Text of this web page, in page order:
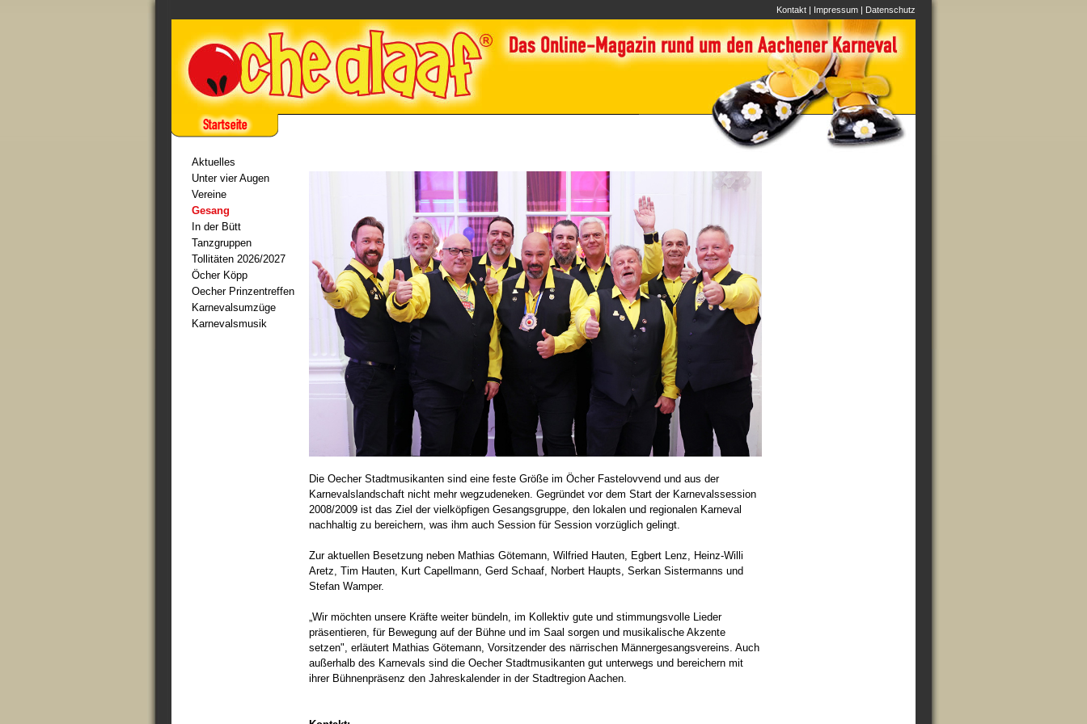
Kontakt | Impressum | Datenschutz
Aktuelles
Unter vier Augen
Vereine
Gesang
In der Bütt
Tanzgruppen
Tollitäten 2026/2027
Öcher Köpp
Oecher Prinzentreffen
Karnevalsumzüge
Karnevalsmusik
Die Oecher Stadtmusikanten sind eine feste Größe im Öcher Fastelovvend und aus der
Karnevalslandschaft nicht mehr wegzudeneken. Gegründet vor dem Start der Karnevalssession
2008/2009 ist das Ziel der vielköpfigen Gesangsgruppe, den lokalen und regionalen Karneval
nachhaltig zu bereichern, was ihm auch Session für Session vorzüglich gelingt.
Zur aktuellen Besetzung neben Mathias Götemann, Wilfried Hauten, Egbert Lenz, Heinz-Willi
Aretz, Tim Hauten, Kurt Capellmann, Gerd Schaaf, Norbert Haupts, Serkan Sistermanns und
Stefan Wamper.
„Wir möchten unsere Kräfte weiter bündeln, im Kollektiv gute und stimmungsvolle Lieder
präsentieren, für Bewegung auf der Bühne und im Saal sorgen und musikalische Akzente
setzen", erläutert Mathias Götemann, Vorsitzender des närrischen Männergesangsvereins. Auch
außerhalb des Karnevals sind die Oecher Stadtmusikanten gut unterwegs und bereichern mit
ihrer Bühnenpräsenz den Jahreskalender in der Stadtregion Aachen.